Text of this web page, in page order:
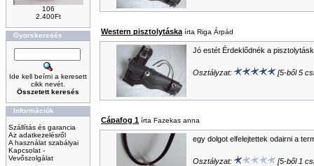
106
2.400Ft
Gyorskeresés
Ide kell beírni a keresett
cikk nevét.
Összetett keresés
Információk
Szállítás és garancia
Az adatkezelésről
A használat szabályai
Kapcsolat -
Vevőszolgálat
Western pisztolytáska írta Riga Árpád
Jó estét Érdeklődnék a
Osztályzat: [5-ből 5
Cápafog 1 írta Fazekas anna
egy dolgot elfelejtettek odairni a
Osztályzat: [5-ből 1